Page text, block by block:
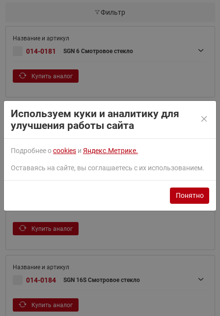
Фильтр
014-0181 SGN 6 Смотровое стекло
Купить аналог
014-0182 SGN 10s Смотровое стекло
Купить аналог
Купить аналог
014-0184 SGN 16S Смотровое стекло
Купить аналог
Используем куки и аналитику для
улучшения работы сайта
Подробнее оcookies и Яндекс.Метрике.
Оставаясь на сайте, вы соглашаетесь с их использованием.
Понятно